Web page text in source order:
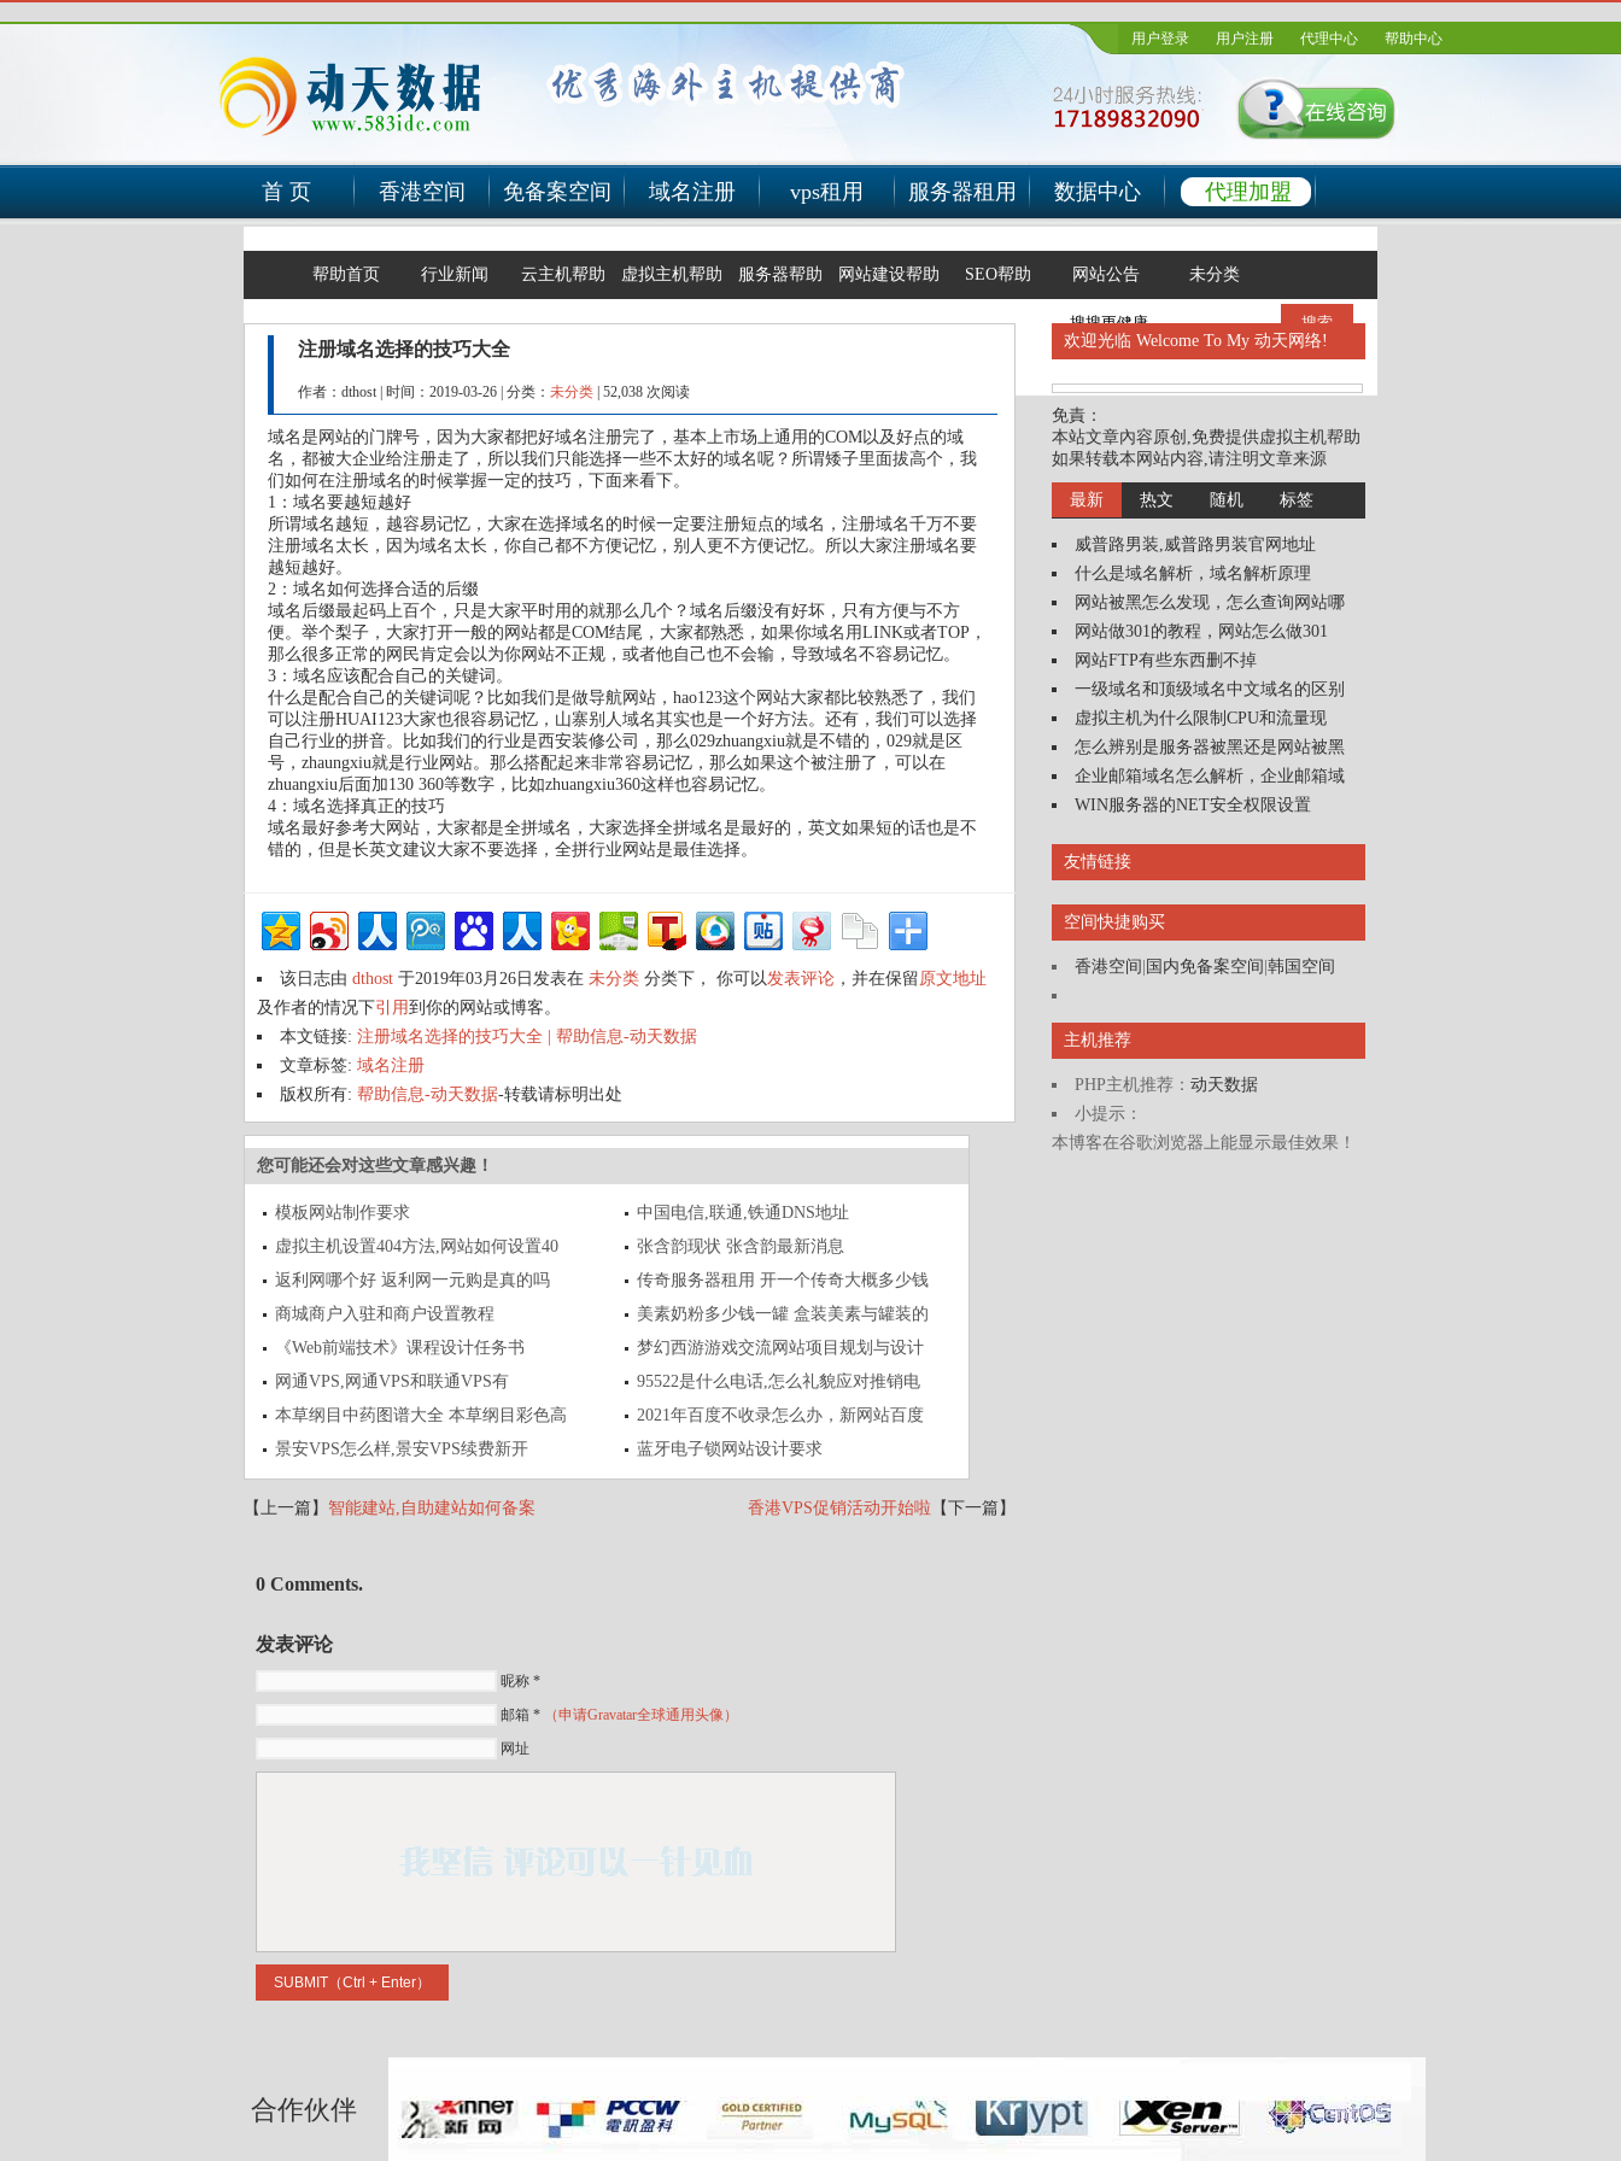
用户登录 用户注册 代理中心 帮助中心
首 页 香港空间 免备案空间 域名注册 vps租用 服务器租用 数据中心 代理加盟
帮助首页 行业新闻 云主机帮助 虚拟主机帮助 服务器帮助 网站建设帮助 SEO帮助 网站公告 未分类
搜索
注册域名选择的技巧大全
作者：dthost 时间：2019-03-26 分类： 未分类 52,038 次阅读
域名是网站的门牌号，因为大家都把好域名注册完了，基本上市场上通用的COM以及好点的域
名，都被大企业给注册走了，所以我们只能选择一些不太好的域名呢？所谓矮子里面拔高个，我
们如何在注册域名的时候掌握一定的技巧，下面来看下。
1：域名要越短越好
所谓域名越短，越容易记忆，大家在选择域名的时候一定要注册短点的域名，注册域名千万不要
注册域名太长，因为域名太长，你自己都不方便记忆，别人更不方便记忆。所以大家注册域名要
越短越好。
2：域名如何选择合适的后缀
域名后缀最起码上百个，只是大家平时用的就那么几个？域名后缀没有好坏，只有方便与不方
便。举个梨子，大家打开一般的网站都是COM结尾，大家都熟悉，如果你域名用LINK或者TOP，
那么很多正常的网民肯定会以为你网站不正规，或者他自己也不会输，导致域名不容易记忆。
3：域名应该配合自己的关键词。
什么是配合自己的关键词呢？比如我们是做导航网站，hao123这个网站大家都比较熟悉了，我们
可以注册HUAI123大家也很容易记忆，山寨别人域名其实也是一个好方法。还有，我们可以选择
自己行业的拼音。比如我们的行业是西安装修公司，那么029zhuangxiu就是不错的，029就是区
号，zhaungxiu就是行业网站。那么搭配起来非常容易记忆，那么如果这个被注册了，可以在
zhuangxiu后面加130 360等数字，比如zhuangxiu360这样也容易记忆。
4：域名选择真正的技巧
域名最好参考大网站，大家都是全拼域名，大家选择全拼域名是最好的，英文如果短的话也是不
错的，但是长英文建议大家不要选择，全拼行业网站是最佳选择。
该日志由 dthost 于2019年03月26日发表在 未分类 分类下， 你可以发表评论 ，并在保留原文地址
及作者的情况下引用到你的网站或博客。
本文链接: 注册域名选择的技巧大全 | 帮助信息-动天数据
文章标签: 域名注册
版权所有: 帮助信息-动天数据-转载请标明出处
您可能还会对这些文章感兴趣！
模板网站制作要求
中国电信,联通,铁通DNS地址
虚拟主机设置404方法,网站如何设置40
张含韵现状 张含韵最新消息
返利网哪个好 返利网一元购是真的吗
传奇服务器租用 开一个传奇大概多少钱
商城商户入驻和商户设置教程
美素奶粉多少钱一罐 盒装美素与罐装的
《Web前端技术》课程设计任务书
梦幻西游游戏交流网站项目规划与设计
网通VPS,网通VPS和联通VPS有
95522是什么电话,怎么礼貌应对推销电
本草纲目中药图谱大全 本草纲目彩色高
2021年百度不收录怎么办，新网站百度
景安VPS怎么样,景安VPS续费新开
蓝牙电子锁网站设计要求
【上一篇】 智能建站,自助建站如何备案 香港VPS促销活动开始啦 【下一篇】
0 Comments.
发表评论
昵称 *
邮箱 *
（申请Gravatar全球通用头像）
网址
欢迎光临 Welcome To My 动天网络!
免責：
本站文章內容原创,免费提供虚拟主机帮助
如果转载本网站内容,请注明文章来源
最新 热文 随机 标签
威普路男装,威普路男装官网地址
什么是域名解析，域名解析原理
网站被黑怎么发现，怎么查询网站哪
网站做301的教程，网站怎么做301
网站FTP有些东西删不掉
一级域名和顶级域名中文域名的区别
虚拟主机为什么限制CPU和流量现
怎么辨别是服务器被黑还是网站被黑
企业邮箱域名怎么解析，企业邮箱域
WIN服务器的NET安全权限设置
友情链接
空间快捷购买
香港空间 国内免备案空间 韩国空间
主机推荐
PHP主机推荐： 动天数据
小提示：
本博客在谷歌浏览器上能显示最佳效果！
合作伙伴